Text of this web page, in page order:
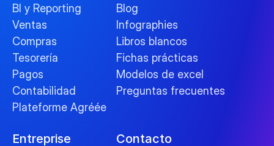
BI y Reporting
Ventas
Compras
Tesorería
Pagos
Contabilidad
Plateforme Agréée
Blog
Infographies
Libros blancos
Fichas prácticas
Modelos de excel
Preguntas frecuentes
Entreprise Contacto